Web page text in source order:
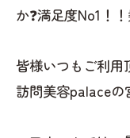
か❓満足度No1！
皆様いつもご利用
訪問美容palaceの